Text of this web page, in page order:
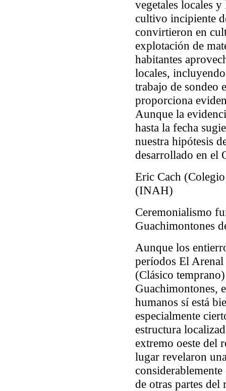
vegetales locales
cultivo incipiente
convirtieron en
explotación de
habitantes
locales,
trabajo de sondeo
proporciona
Aunque la
hasta la fecha
nuestra hipótesis
desarrollado en el
Eric Cach
(INAH)
Ceremonialismo
Guachimontones
Aunque los
períodos El
(Clásico
Guachimontones,
humanos sí está
especialmente
estructura
extremo oeste del
lugar revelaron
de otras partes del